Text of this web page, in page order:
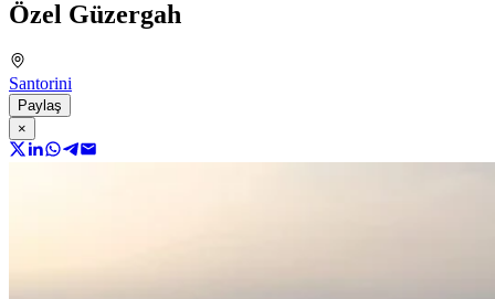
Özel Güzergah
Santorini
Paylaş
×